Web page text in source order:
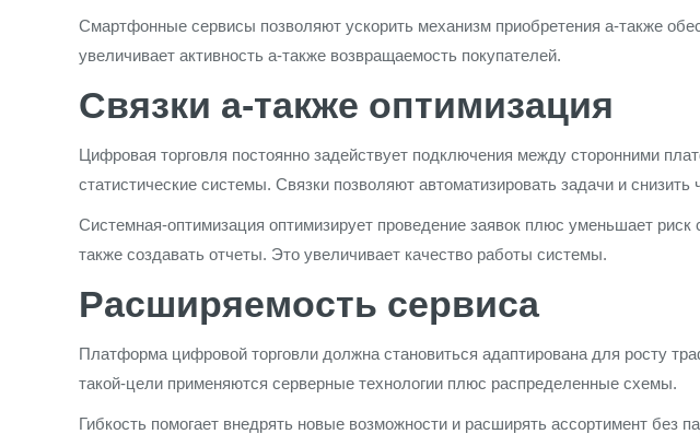
Смартфонные сервисы позволяют ускорить механизм приобретения а-также
увеличивает активность а-также возвращаемость покупателей.
Связки а-также оптимизация
Цифровая торговля постоянно задействует подключения между сторонними
статистические системы. Связки позволяют автоматизировать задачи и
Системная-оптимизация оптимизирует проведение заявок плюс уменьшает
также создавать отчеты. Это увеличивает качество работы системы.
Расширяемость сервиса
Платформа цифровой торговли должна становиться адаптирована для росту
такой-цели применяются серверные технологии плюс распределенные схемы.
Гибкость помогает внедрять новые возможности и расширять ассортимент